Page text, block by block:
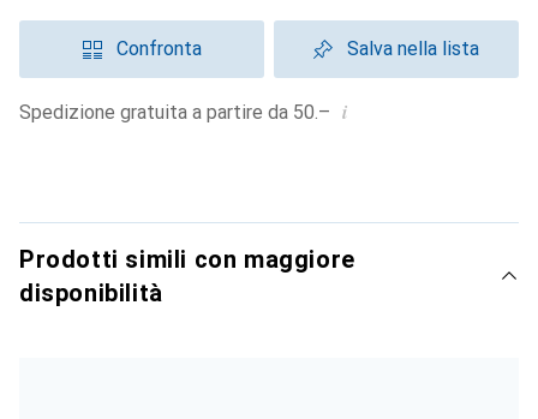
Confronta Salva nella lista
Spedizione gratuita a partire da 50.– i
Prodotti simili con maggiore
disponibilità